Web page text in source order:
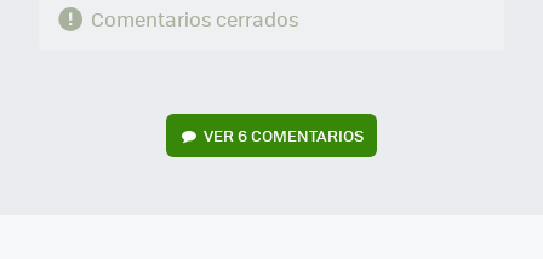
Comentarios cerrados
VER6 COMENTARIOS